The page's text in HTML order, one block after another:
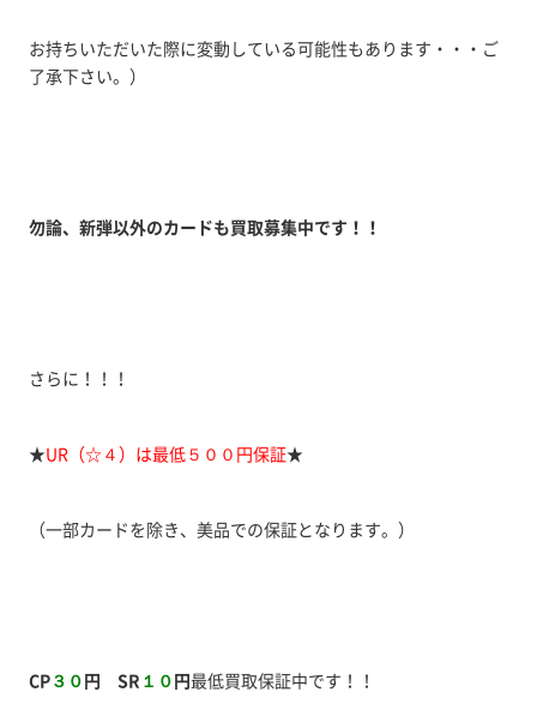
お持ちいただいた際に変動している可能性もあります・・・ご
了承下さい。）
勿論、新弾以外のカードも買取募集中です！！
さらに！！！
★UR（☆４）は最低５００ 円保証★
（一部カードを除き、美品での保証となります。）
CP３０円 SR １０円最低買取保証中です！！